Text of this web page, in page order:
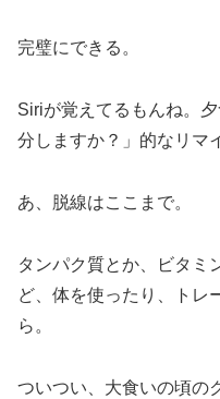
完璧にできる。
Siriが覚えてるもんね。
分しますか？」的なリマ
あ、脱線はここまで。
タンパク質とか、ビタミ
ど、体を使ったり、トレ
ら。
ついつい、大食いの頃の